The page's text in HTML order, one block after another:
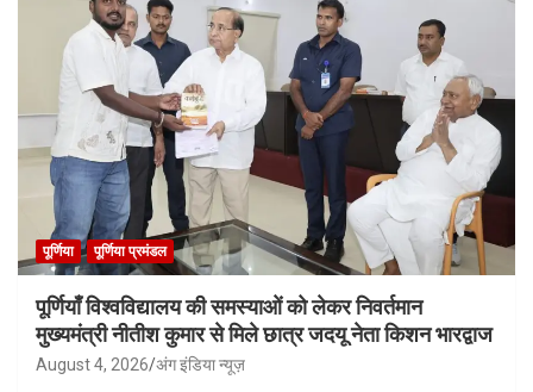
पूर्णिया पूर्णिया प्रमंडल
पूर्णियाँ विश्वविद्यालय की समस्याओं को लेकर निवर्तमान
मुख्यमंत्री नीतीश कुमार से मिले छात्र जदयू नेता किशन भारद्वाज
August 4, 2026 अंग इंडिया न्यूज़